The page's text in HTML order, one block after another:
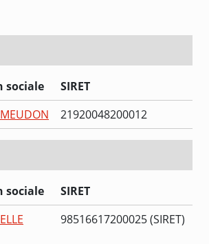
sociale
SIRET
21920048200012
sociale
SIRET
98516617200025 (SIRET)